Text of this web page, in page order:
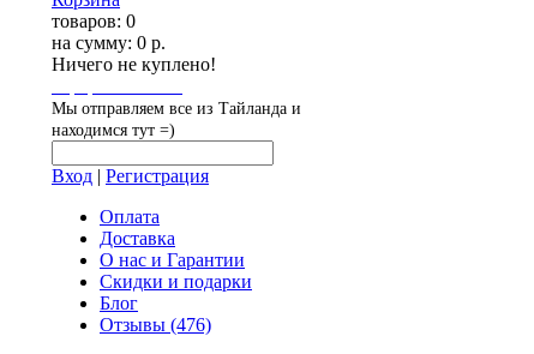
товаров: 0
на сумму: 0 р.
Ничего не куплено!
Мы отправляем все из Тайланда и
находимся тут =)
Вход | Регистрация
Оплата
Доставка
О нас и Гарантии
Скидки и подарки
Блог
Отзывы (476)